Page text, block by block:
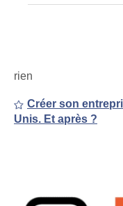
rien
Créer son
Unis. Et après ?